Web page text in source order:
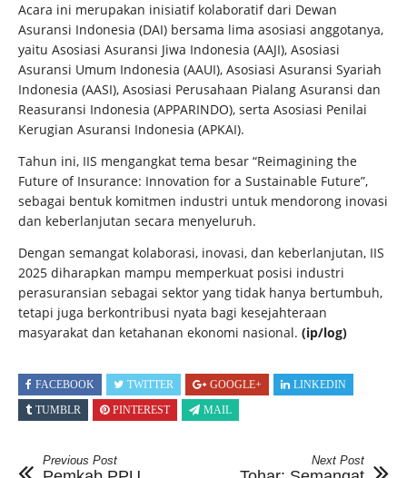
Acara ini merupakan inisiatif kolaboratif dari Dewan
Asuransi Indonesia (DAI) bersama lima asosiasi anggotanya,
yaitu Asosiasi Asuransi Jiwa Indonesia (AAJI), Asosiasi
Asuransi Umum Indonesia (AAUI), Asosiasi Asuransi Syariah
Indonesia (AASI), Asosiasi Perusahaan Pialang Asuransi dan
Reasuransi Indonesia (APPARINDO), serta Asosiasi Penilai
Kerugian Asuransi Indonesia (APKAI).
Tahun ini, IIS mengangkat tema besar “Reimagining the
Future of Insurance: Innovation for a Sustainable Future”,
sebagai bentuk komitmen industri untuk mendorong inovasi
dan keberlanjutan secara menyeluruh.
Dengan semangat kolaborasi, inovasi, dan keberlanjutan, IIS
2025 diharapkan mampu memperkuat posisi industri
perasuransian sebagai sektor yang tidak hanya bertumbuh,
tetapi juga berkontribusi nyata bagi kesejahteraan
masyarakat dan ketahanan ekonomi nasional. (ip/log)
FACEBOOK TWITTER GOOGLE+
LINKEDIN
TUMBLR
PINTEREST MAIL
Previous Post Next Post